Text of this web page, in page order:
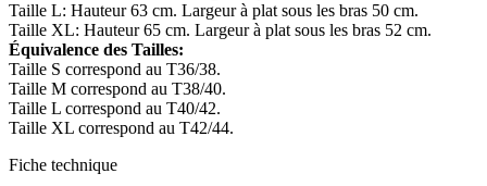
Taille L: Hauteur 63 cm. Largeur à plat sous les bras 50 cm.
Taille XL: Hauteur 65 cm. Largeur à plat sous les bras 52 cm.
Équivalence des Tailles:
Taille S correspond au T36/38.
Taille M correspond au T38/40.
Taille L correspond au T40/42.
Taille XL correspond au T42/44.
Fiche technique